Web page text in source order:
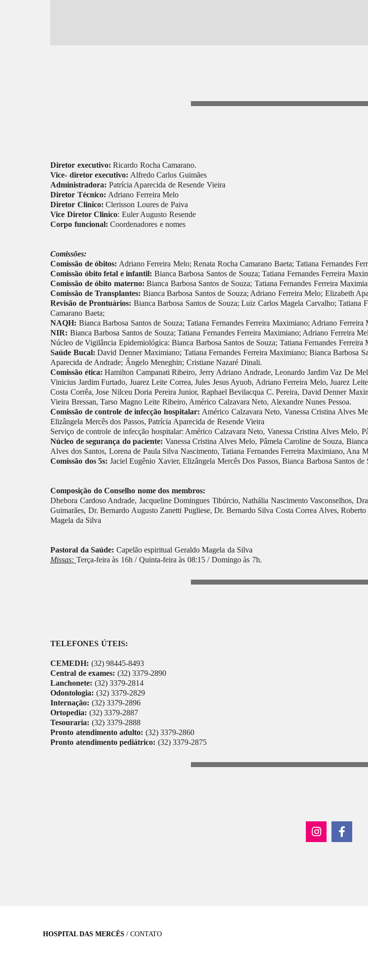
Diretor executivo: Ricardo Rocha Camarano.
Vice- diretor executivo: Alfredo Carlos Guimães
Administradora: Patrícia Aparecida de Resende Vieira
Diretor Técnico: Adriano Ferreira Melo
Diretor Clinico: Clerisson Loures de Paiva
Vice Diretor Clinico: Euler Augusto Resende
Corpo funcional: Coordenadores e nomes
Comissões:
Comissão de óbitos: Adriano Ferreira Melo; Renata Rocha Camarano Baeta; Tatiana Fernandes
Comissão óbito fetal e infantil: Bianca Barbosa Santos de Souza; Tatiana Fernandes Ferreira
Comissão de óbito materno: Bianca Barbosa Santos de Souza; Tatiana Fernandes Ferreira
Comissão de Transplantes: Bianca Barbosa Santos de Souza; Adriano Ferreira Melo; Elizabeth
Revisão de Prontuários: Bianca Barbosa Santos de Souza; Luiz Carlos Magela Carvalho;
Camarano Baeta;
NAQH: Bianca Barbosa Santos de Souza; Tatiana Fernandes Ferreira Maximiano; Adriano Ferreira
NIR: Bianca Barbosa Santos de Souza; Tatiana Fernandes Ferreira Maximiano; Adriano Ferreira
Núcleo de Vigilância Epidemiológica: Bianca Barbosa Santos de Souza; Tatiana Fernandes
Saúde Bucal: David Denner Maximiano; Tatiana Fernandes Ferreira Maximiano; Bianca Barbosa
Aparecida de Andrade; Ângelo Meneghin; Cristiane Nazaré Dinali.
Comissão ética: Hamilton Campanati Ribeiro, Jerry Adriano Andrade, Leonardo Jardim Vaz De
Vinicius Jardim Furtado, Juarez Leite Correa, Jules Jesus Ayuob, Adriano Ferreira Melo, Juarez
Costa Corrêa, Jose Nilceu Doria Pereira Junior, Raphael Bevilacqua C. Pereira, David Denner
Vieira Bressan, Tarso Magno Leite Ribeiro, Américo Calzavara Neto, Alexandre Nunes Pessoa.
Comissão de controle de infecção hospitalar: Américo Calzavara Neto, Vanessa Cristina Alves
Elizângela Mercês dos Passos, Patrícia Aparecida de Resende Vieira
Serviço de controle de infecção hospitalar: Américo Calzavara Neto, Vanessa Cristina Alves Melo,
Núcleo de segurança do paciente: Vanessa Cristina Alves Melo, Pâmela Caroline de Souza,
Alves dos Santos, Lorena de Paula Silva Nascimento, Tatiana Fernandes Ferreira Maximiano, Ana
Comissão dos 5s: Jaciel Eugênio Xavier, Elizângela Mercês Dos Passos, Bianca Barbosa Santos
Composição do Conselho nome dos membros:
Dhebora Cardoso Andrade, Jacqueline Domingues Tibúrcio, Nathália Nascimento Vasconselhos,
Guimarães, Dr. Bernardo Augusto Zanetti Pugliese, Dr. Bernardo Silva Costa Correa Alves,
Magela da Silva
Pastoral da Saúde: Capelão espiritual Geraldo Magela da Silva
Missas: Terça-feira às 16h / Quinta-feira às 08:15 / Domingo às 7h.
TELEFONES ÚTEIS:
CEMEDH: (32) 98445-8493
Central de exames: (32) 3379-2890
Lanchonete: (32) 3379-2814
Odontologia: (32) 3379-2829
Internação: (32) 3379-2896
Ortopedia: (32) 3379-2887
Tesouraria: (32) 3379-2888
Pronto atendimento adulto: (32) 3379-2860
Pronto atendimento pediátrico: (32) 3379-2875
HOSPITAL DAS MERCÊS / CONTATO